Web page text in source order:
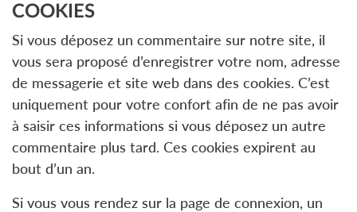
COOKIES
Si vous déposez un commentaire sur notre site, il
vous sera proposé d’enregistrer votre nom, adresse
de messagerie et site web dans des cookies. C’est
uniquement pour votre confort afin de ne pas avoir
à saisir ces informations si vous déposez un autre
commentaire plus tard. Ces cookies expirent au
bout d’un an.
Si vous vous rendez sur la page de connexion, un